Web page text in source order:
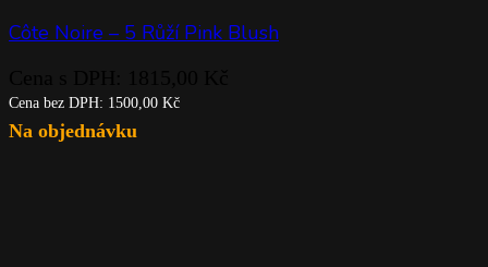
Côte Noire – 5 Růží Pink Blush
Cena bez DPH: 1500,00 Kč
Na objednávku